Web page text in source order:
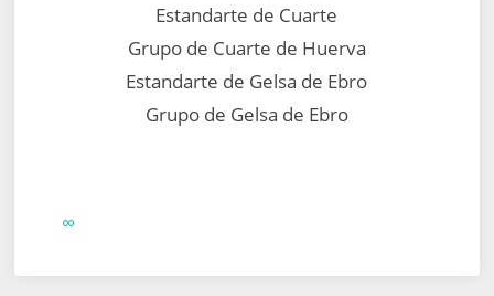
Estandarte de Cuarte
Grupo de Cuarte de Huerva
Estandarte de Gelsa de Ebro
Grupo de Gelsa de Ebro
∞